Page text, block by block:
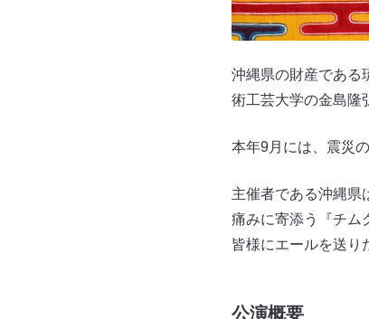
沖縄県の財産である
術工芸大学の金島隆
本年9月には、震災
主催者である沖縄県
痛みに寄添う『チム
皆様にエールを送り
公演概要